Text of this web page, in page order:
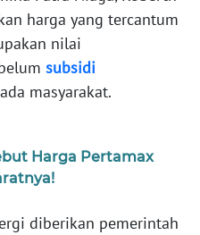
harga yang tercantum
nilai
subsidi
masyarakat.
Harga Pertamax
diberikan pemerintah